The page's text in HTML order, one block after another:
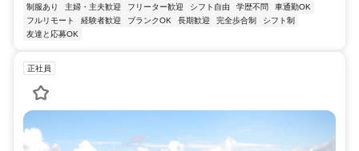
制服あり 主婦・主夫歓迎 フリーター歓迎 シフト自由 学歴不問
車通勤OK
フルリモート
経験者歓迎 ブランクOK 長期歓迎 完全歩合制
シフト制
友達と応募OK
正社員